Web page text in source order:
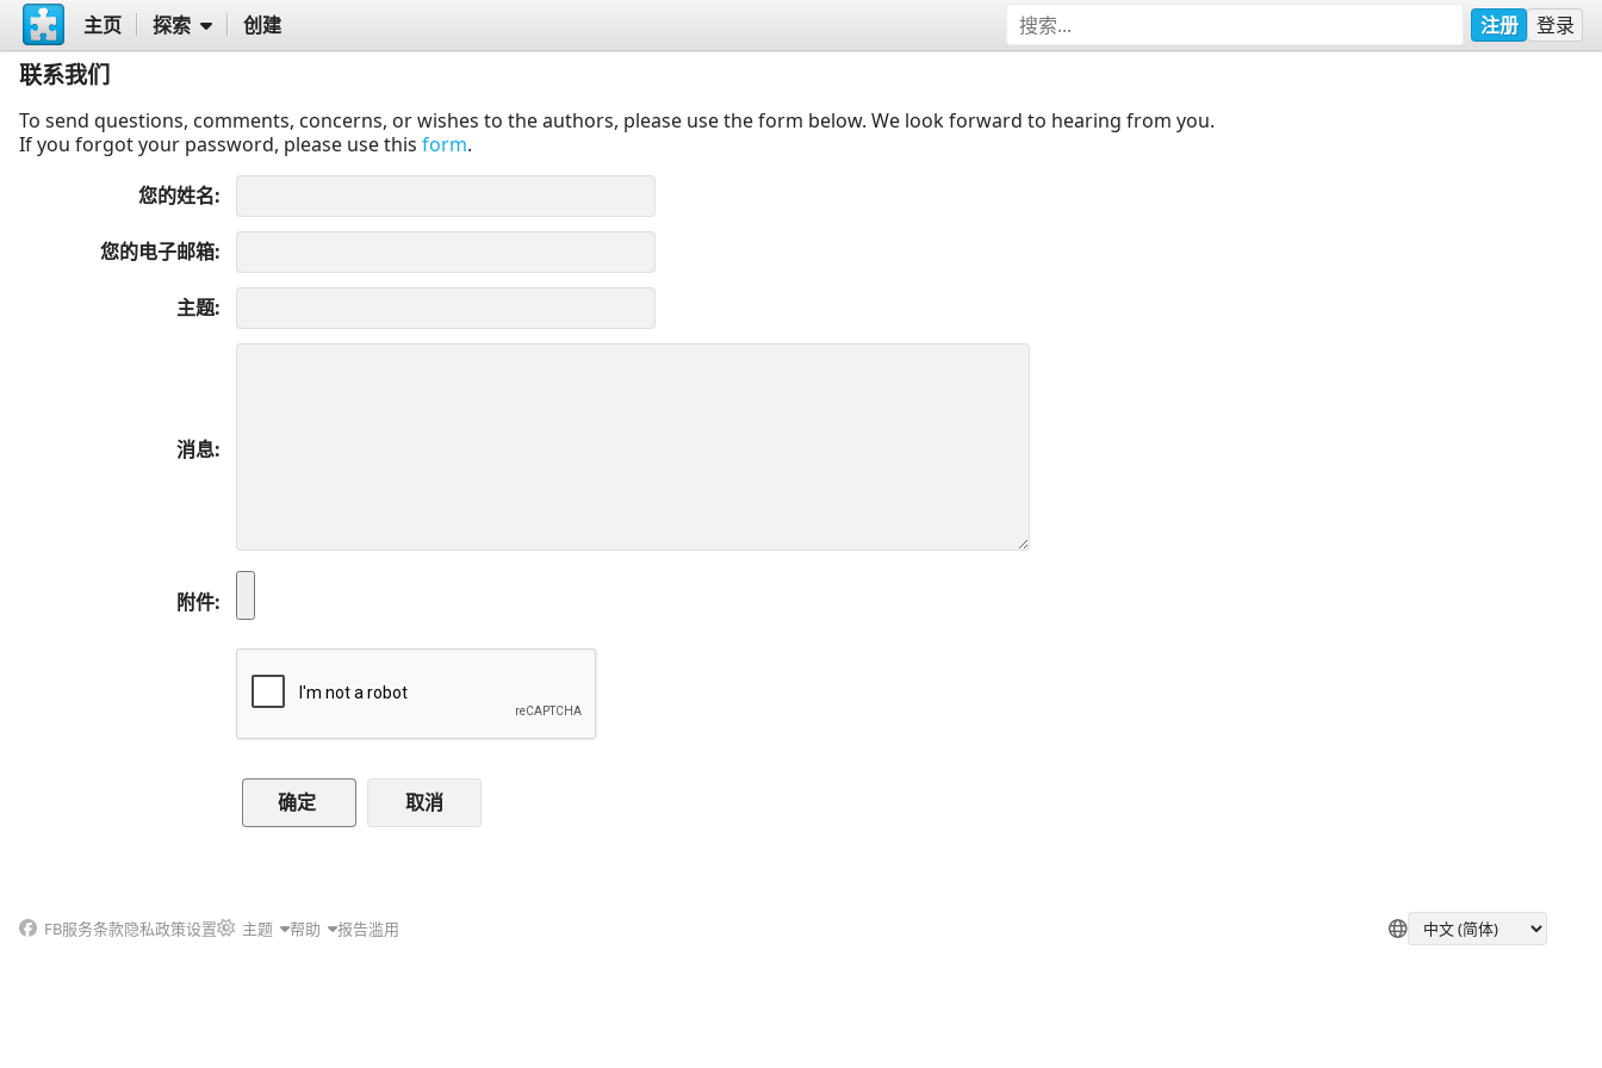
主页 探索 创建 注册 登录
联系我们
To send questions, comments, concerns, or wishes to the authors, please use the form below. We look forward to hearing from you.
If you forgot your password, please use this form.
您的姓名
您的电子邮箱
主题
消息
附件
取消
FB服务条款隐私政策设置 主题 帮助 报告滥用